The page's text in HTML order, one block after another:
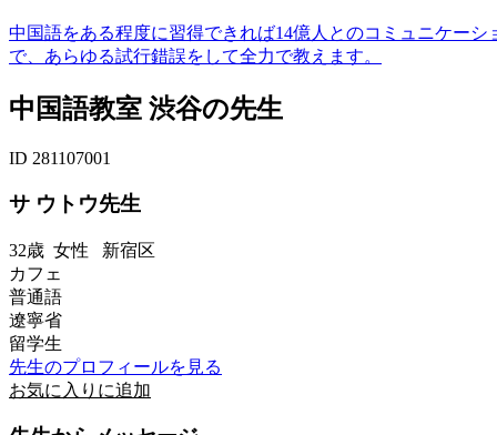
中国語をある程度に習得できれば14億人とのコミュニケー
で、あらゆる試行錯誤をして全力で教えます。
中国語教室 渋谷の先生
ID 281107001
サ ウトウ先生
32歳 女性 新宿区
カフェ
普通語
遼寧省
留学生
先生のプロフィールを見る
お気に入りに追加